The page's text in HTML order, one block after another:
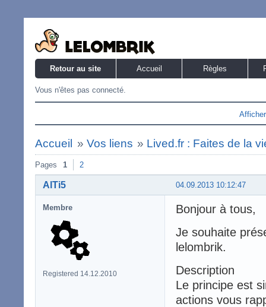
Retour au site Accueil Règles
Vous n'êtes pas connecté.
Accueil » Vos liens » Lived.fr : Faites de la
Pages 1 2
04.09.2013 10:12:47
AlTi5
Membre
Registered 14.12.2010
Bonjour à tous,
Je souhaite
lelombrik.
Description
Le principe est
actions vous